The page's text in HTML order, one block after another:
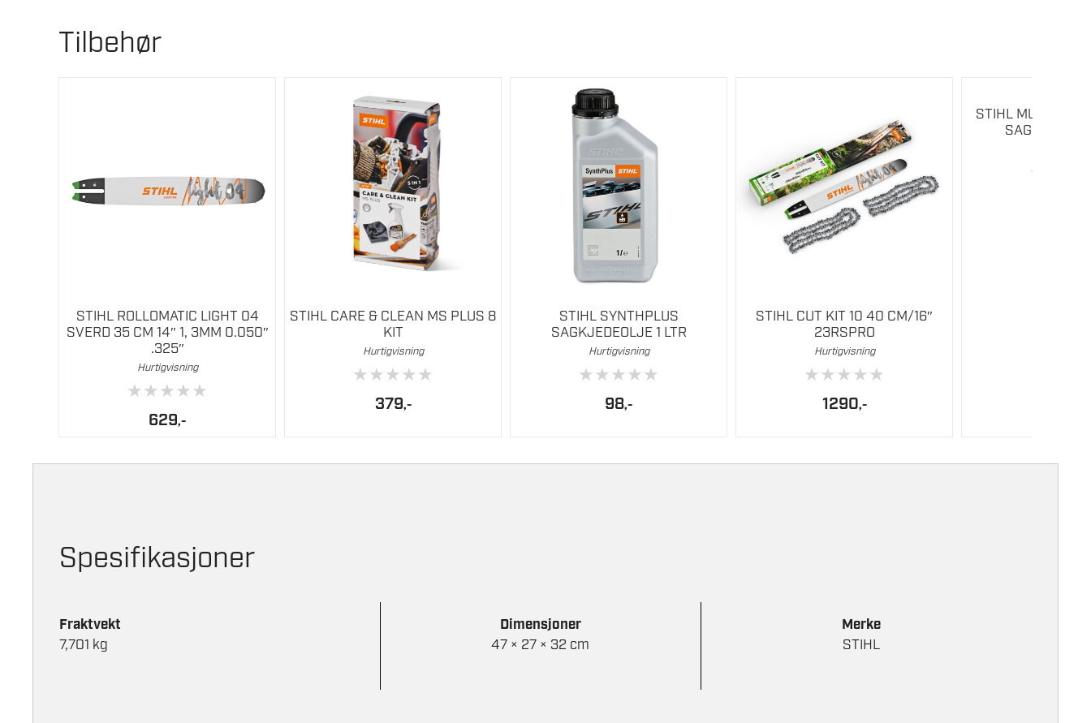
Tilbehør
STIHL ROLLOMATIC LIGHT 04
SVERD 35 CM 14″ 1, 3MM 0.050″
.325″
Hurtigvisning
★★★★★
629,-
STIHL CARE & CLEAN MS PLUS 8
KIT
Hurtigvisning
★★★★★
379,-
STIHL SYNTHPLUS
SAGKJEDEOLJE 1 LTR
Hurtigvisning
★★★★★
98,-
STIHL CUT KIT 10 40 CM/16″
23RSPRO
Hurtigvisning
★★★★★
1290,-
STIHL MULTIFIL
SAGKJEDE
★
Spesifikasjoner
Fraktvekt
7,701 kg
Dimensjoner
47 × 27 × 32 cm
Merke
STIHL